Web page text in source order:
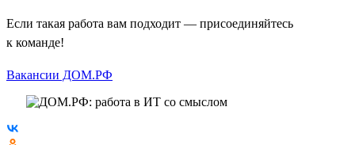
Если такая работа вам подходит — присоединяйтесь
к команде!
Вакансии ДОМ.РФ